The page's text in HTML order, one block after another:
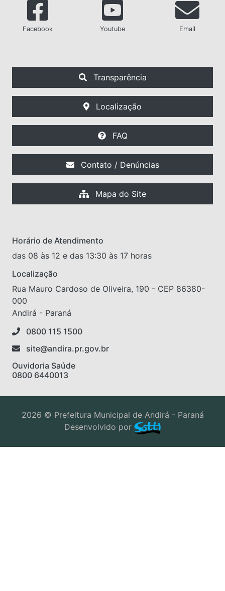
Facebook Youtube Email
Transparência
Localização
FAQ
Contato / Denúncias
Mapa do Site
Horário de Atendimento
das 08 às 12 e das 13:30 às 17 horas
Localização
Rua Mauro Cardoso de Oliveira, 190 - CEP 86380-
000
Andirá - Paraná
0800 115 1500
site@andira.pr.gov.br
Ouvidoria Saúde
0800 6440013
2026 © Prefeitura Municipal de Andirá - Paraná
Desenvolvido por